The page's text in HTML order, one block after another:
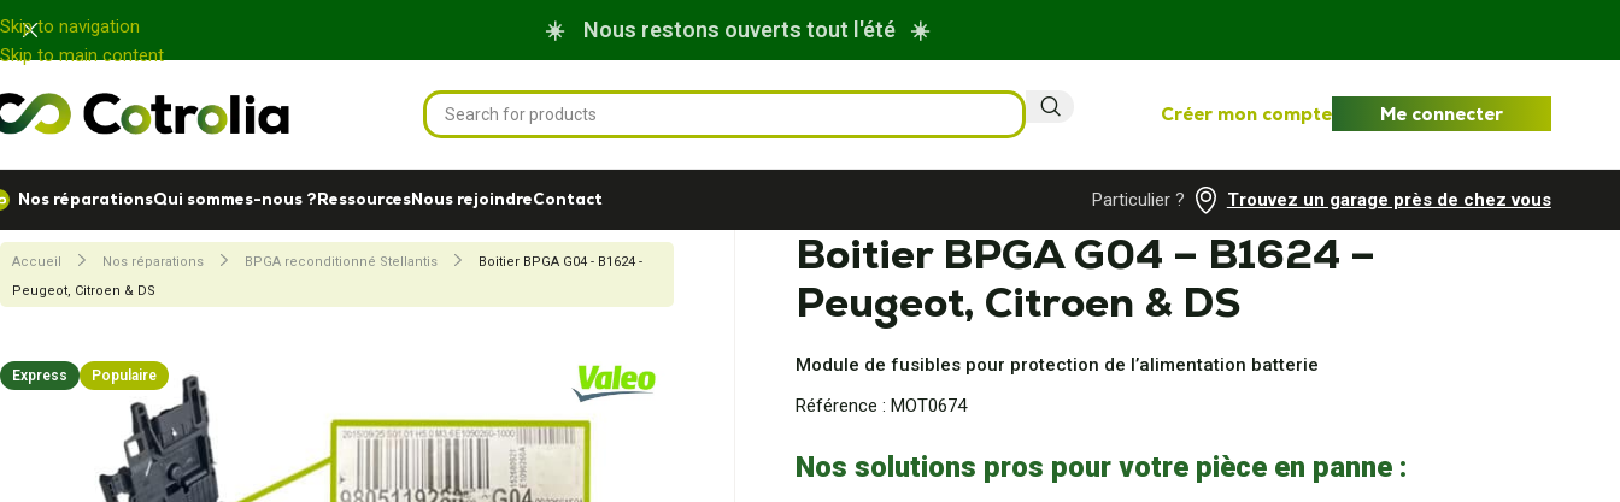
Panneau de gestion des cookies
Skip to navigation
Skip to main content
☀️ Nous restons ouverts tout l'été ☀️
Créer mon compte Me connecter
Nos réparationsQui sommes-nous ?RessourcesNous rejoindreContact Particulier ? Trouvez un garage près de chez vous
Boitier BPGA G04 – B1624 –
Peugeot, Citroen & DS
Module de fusibles pour protection de l’alimentation batterie
Référence :MOT0674
Nos solutions pros pour votre pièce en panne :
Accueil Nos réparations BPGA reconditionné Stellantis
Boitier BPGA G04 - B1624 -
Peugeot, Citroen & DS
Express Populaire